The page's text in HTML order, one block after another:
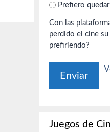
Prefiero
Con las plataformas
perdido el cine su
prefiriendo?
Juegos de